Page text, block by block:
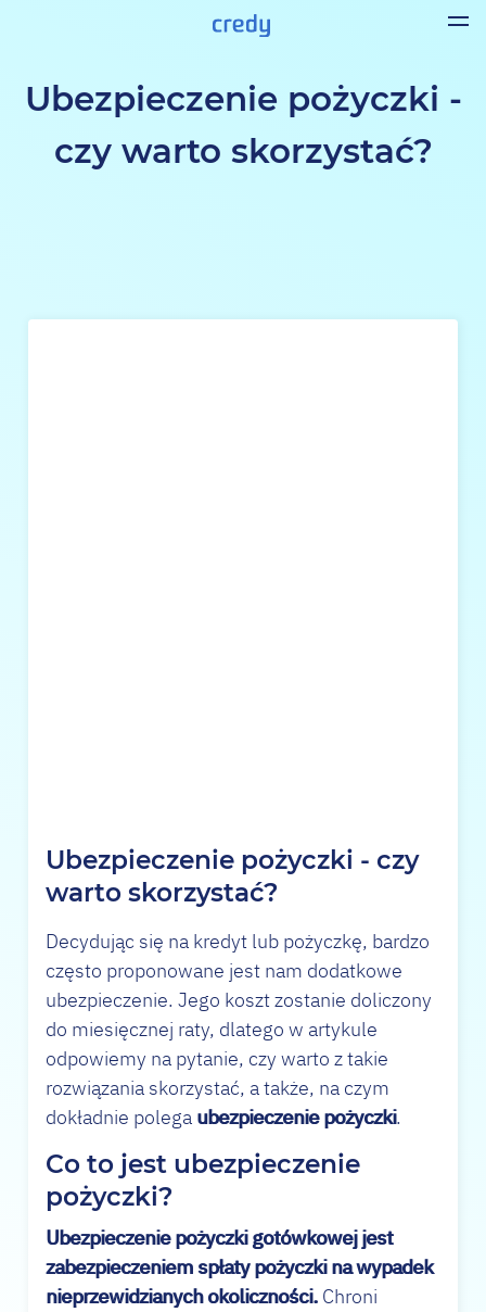
Ubezpieczenie pożyczki -
czy warto skorzystać?
Ubezpieczenie pożyczki - czy
warto skorzystać?
Decydując się na kredyt lub pożyczkę, bardzo
często proponowane jest nam dodatkowe
ubezpieczenie. Jego koszt zostanie doliczony
do miesięcznej raty, dlatego w artykule
odpowiemy na pytanie, czy warto z takie
rozwiązania skorzystać, a także, na czym
dokładnie polega ubezpieczenie pożyczki.
Co to jest ubezpieczenie
pożyczki?
Ubezpieczenie pożyczki gotówkowej jest
zabezpieczeniem spłaty pożyczki na wypadek
nieprzewidzianych okoliczności. Chroni